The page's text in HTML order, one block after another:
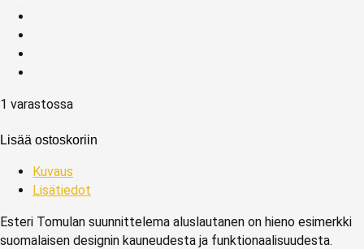
1 varastossa
Lisää ostoskoriin
Kuvaus
Lisätiedot
Esteri Tomulan suunnittelema aluslautanen on hieno esimerkki
suomalaisen designin kauneudesta ja funktionaalisuudesta.